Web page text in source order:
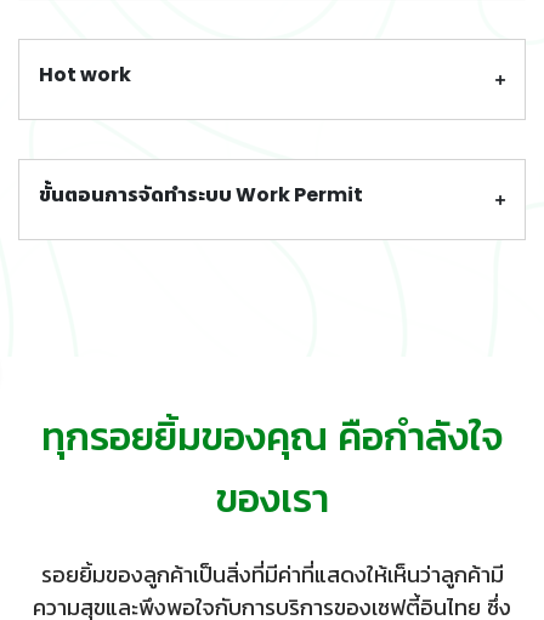
Hot work
ขั้นตอนการจัดทำระบบ Work Permit
ทุกรอยยิ้มของคุณ คือกำลังใจ
ของเรา
รอยยิ้มของลูกค้าเป็นสิ่งที่มีค่าที่แสดงให้เห็นว่าลูกค้ามี
ความสุขและพึงพอใจกับการบริการของเซฟตี้อินไทย ซึ่ง